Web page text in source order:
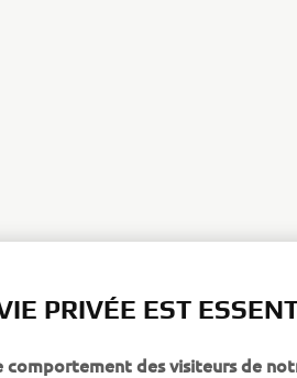
PRIVÉE EST
comportement des visiteurs de